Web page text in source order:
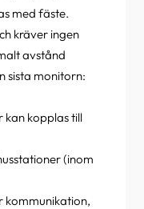
med fäste.
kräver ingen
avstånd
sista monitorn:
kopplas till
(inom
kommunikation,